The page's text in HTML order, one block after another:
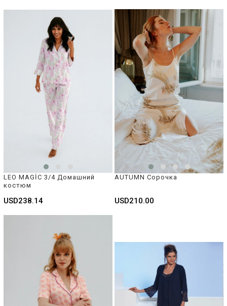
LEO MAGİC 3/4 Домашний
костюм
USD238.14
AUTUMN Сорочка
USD210.00